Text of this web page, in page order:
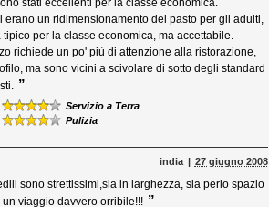
stati eccellenti per la classe economica.
un ridimensionamento del pasto per gli adulti,
per la classe economica, ma accettabile.
richiede un po' più di attenzione alla ristorazione,
ma sono vicini a scivolare di sotto degli standard
”
Servizio a Terra
Pulizia
india 27 giugno 2008
sono strettissimi,sia in larghezza, sia perlo spazio
viaggio davvero orribile!!! ”